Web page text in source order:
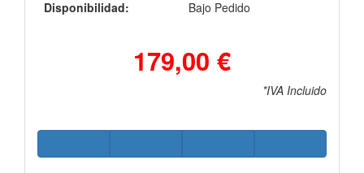
Disponibilidad:
Bajo Pedido
179,00 €
*IVA Incluido